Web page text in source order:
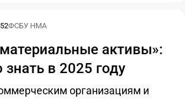
ФСБУ НМА
активы»:
в 2025 году
организациям и